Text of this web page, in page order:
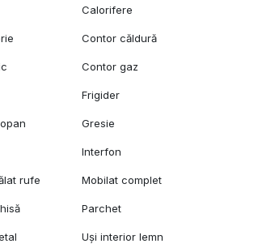
Calorifere
Contor căldură
Contor gaz
Frigider
Gresie
Interfon
rufe Mobilat complet
Parchet
Uși interior lemn